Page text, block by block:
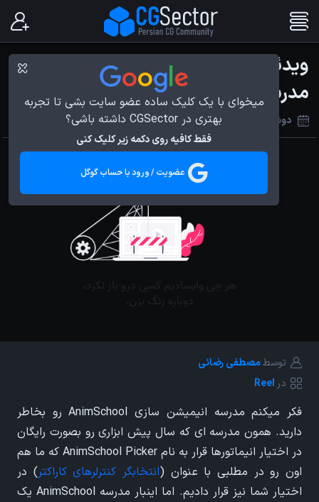
میخوای با یک کلیک ساده عضو سایت بشی تا تجربه
بهتری در CGSector داشته باشی؟
فقط کافیه روی دکمه زیر کلیک کنی
عضویت / ورود با حساب گوگل
ویدئوی Student Showcase 2014
مدرسه انیمیشن سازی AnimSchool
دوشنبه 17 آذر 1393
توسطمصطفی رضائی
در Reel
فکر میکنم مدرسه انیمیشن سازی AnimSchool رو بخاطر
دارید. همون مدرسه ای که سال پیش ابزاری رو بصورت رایگان
در اختیار انیماتورها قرار به نام AnimSchool Picker که ما هم
اون رو در مطلبی با عنوان (انتخابگر کنترلرهای کاراکتر) در
اختیار شما نیز قرار دادیم. اما اینبار مدرسه AnimSchool یک